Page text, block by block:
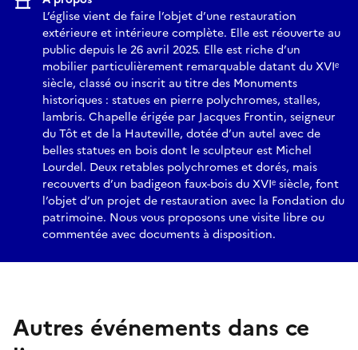
L’église vient de faire l’objet d’une restauration
extérieure et intérieure complète. Elle est réouverte au
public depuis le 26 avril 2025. Elle est riche d’un
mobilier particulièrement remarquable datant du XVIᵉ
siècle, classé ou inscrit au titre des Monuments
historiques : statues en pierre polychromes, stalles,
lambris. Chapelle érigée par Jacques Frontin, seigneur
du Tôt et de la Hauteville, dotée d’un autel avec de
belles statues en bois dont le sculpteur est Michel
Lourdel. Deux retables polychromes et dorés, mais
recouverts d’un badigeon faux-bois du XVIᵉ siècle, font
l’objet d’un projet de restauration avec la Fondation du
patrimoine. Nous vous proposons une visite libre ou
commentée avec documents à disposition.
Autres événements dans ce